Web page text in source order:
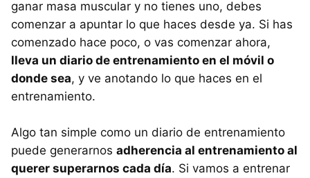
ganar masa muscular y no tienes uno, debes
comenzar a apuntar lo que haces desde ya. Si has
comenzado hace poco, o vas comenzar ahora,
lleva un diario de entrenamiento en el móvil o
donde sea, y ve anotando lo que haces en el
entrenamiento.
Algo tan simple como un diario de entrenamiento
puede generarnos adherencia al entrenamiento al
querer superarnos cada día. Si vamos a entrenar